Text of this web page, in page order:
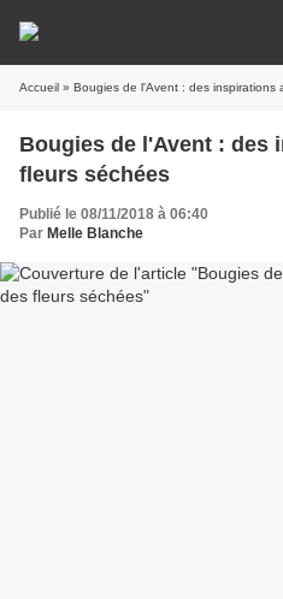
Accueil » Bougies de l'Avent : des inspirations
Bougies de l'Avent : des
fleurs séchées
Publié le 08/11/2018 à 06:40
Par Melle Blanche